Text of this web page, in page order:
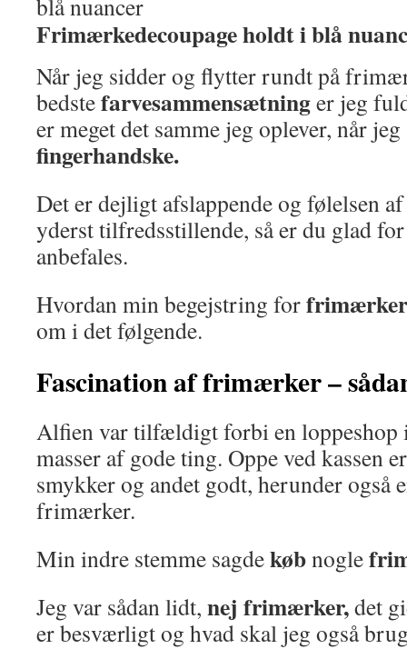
Frimærkedecoupage holdt i blå
Når jeg sidder og flytter rundt på
bedstefarvesammensætninger jeg
er meget det samme jeg oplever, når
fingerhandske.
Det er dejligt afslappende og følelsen
yderst tilfredsstillende, så er du glad
anbefales.
Hvordan min begejstring forfrimærker
om i det følgende.
Fascination af frimærker –
Alfien var tilfældigt forbi en loppeshop
masser af gode ting. Oppe ved kassen
smykker og andet godt, herunder også
frimærker.
Min indre stemme sagdekøbnogle
Jeg var sådan lidt, nej frimærker,det
er besværligt og hvad skal jeg også